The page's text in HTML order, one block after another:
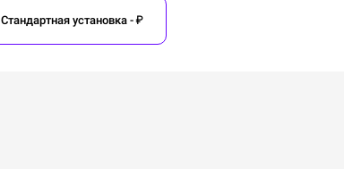
Стандартная установка - ₽